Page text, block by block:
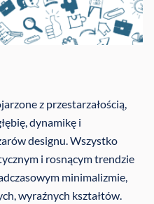
z przestarzałością,
dynamikę i
designu. Wszystko
i rosnącym trendzie
minimalizmie,
wyraźnych kształtów.